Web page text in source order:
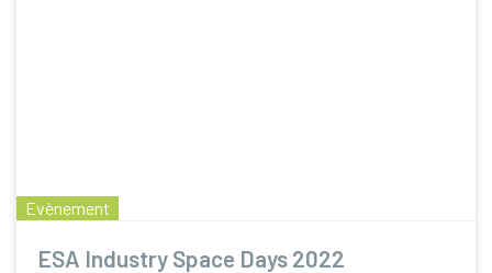
Evènement
ESA Industry Space Days 2022